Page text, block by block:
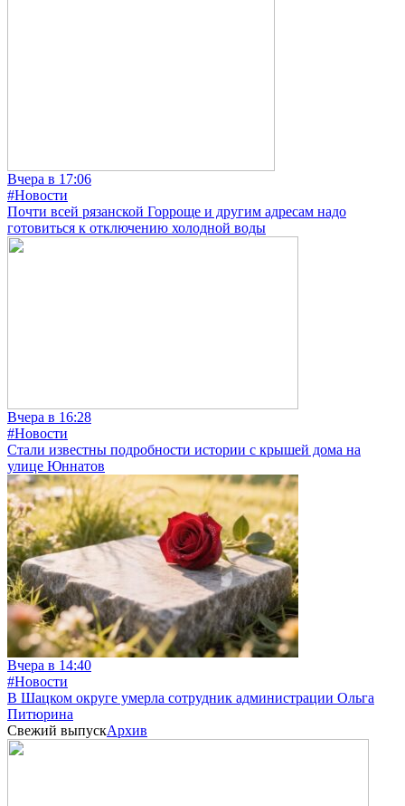
Вчера в 17:06
#Новости
Почти всей рязанской Горроще и другим адресам надо
готовиться к отключению холодной воды
Вчера в 16:28
#Новости
Стали известны подробности истории с крышей дома на
улице Юннатов
Вчера в 14:40
#Новости
В Шацком округе умерла сотрудник администрации Ольга
Питюрина
Свежий выпускАрхив